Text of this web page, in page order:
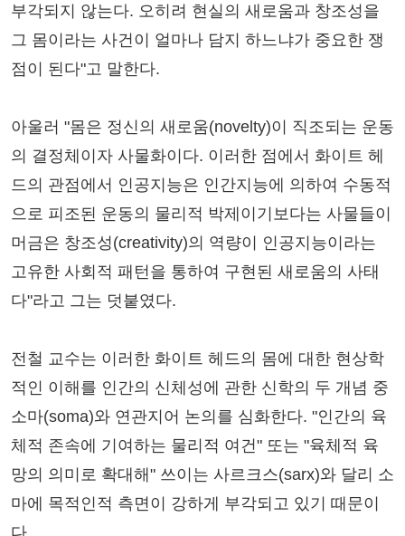
부각되지 않는다. 오히려 현실의 새로움과 창조성을
그 몸이라는 사건이 얼마나 담지 하느냐가 중요한 쟁
점이 된다"고 말한다.
아울러 "몸은 정신의 새로움(novelty)이 직조되는 운동
의 결정체이자 사물화이다. 이러한 점에서 화이트 헤
드의 관점에서 인공지능은 인간지능에 의하여 수동적
으로 피조된 운동의 물리적 박제이기보다는 사물들이
머금은 창조성(creativity)의 역량이 인공지능이라는
고유한 사회적 패턴을 통하여 구현된 새로움의 사태
다"라고 그는 덧붙였다.
전철 교수는 이러한 화이트 헤드의 몸에 대한 현상학
적인 이해를 인간의 신체성에 관한 신학의 두 개념 중
소마(soma)와 연관지어 논의를 심화한다. "인간의 육
체적 존속에 기여하는 물리적 여건" 또는 "육체적 육
망의 의미로 확대해" 쓰이는 사르크스(sarx)와 달리 소
마에 목적인적 측면이 강하게 부각되고 있기 때문이
다.